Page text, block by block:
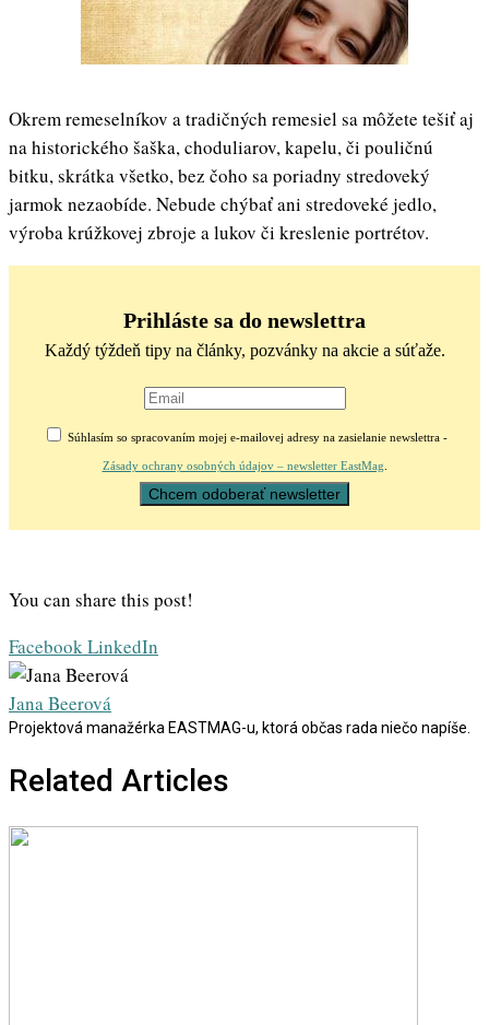
Okrem remeselníkov a tradičných remesiel sa môžete tešiť aj
na historického šaška, choduliarov, kapelu, či pouličnú
bitku, skrátka všetko, bez čoho sa poriadny stredoveký
jarmok nezaobíde. Nebude chýbať ani stredoveké jedlo,
výroba krúžkovej zbroje a lukov či kreslenie portrétov.
Prihláste sa do newslettra
Každý týždeň tipy na články, pozvánky na akcie a súťaže.
Súhlasím so spracovaním mojej e-mailovej adresy na zasielanie newslettra -
Zásady ochrany osobných údajov – newsletter EastMag
You can share this post!
FacebookLinkedIn
Jana Beerová
Projektová manažérka EASTMAG-u, ktorá občas rada niečo napíše.
Related Articles